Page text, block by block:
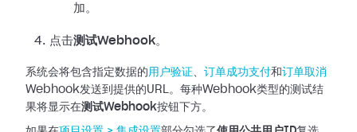
加。
点击测试Webhook。
系统会将包含指定数据的用户验证、 订单成功支付和订单取消
Webhook发送到提供的URL。每种Webhook类型的测试结
果将显示在测试Webhook按钮下方。